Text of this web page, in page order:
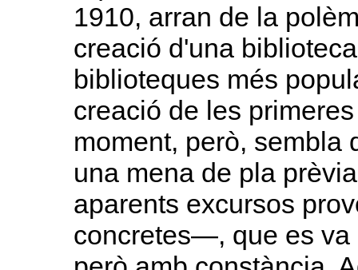
1910, arran de la
creació d'una
biblioteques més
creació de les
moment, però, sembla
una mena de pla
aparents excursos
concretes—, que es va